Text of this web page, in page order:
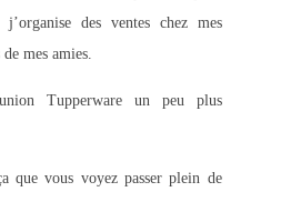
des ventes chez mes
mes amies.
Tupperware un peu plus
que vous voyez passer plein de